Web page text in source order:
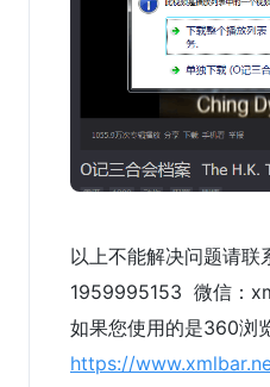
以上不能解决问题请联
1959995153 微信：
如果您使用的是360浏
https://